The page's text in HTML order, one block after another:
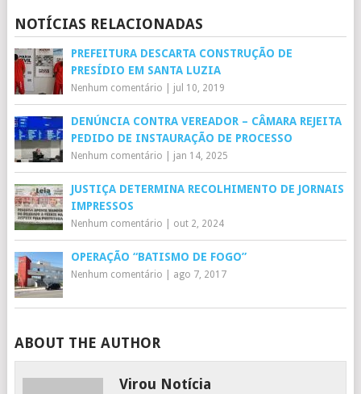
NOTÍCIAS RELACIONADAS
PREFEITURA DESCARTA CONSTRUÇÃO DE
PRESÍDIO EM SANTA LUZIA
Nenhum comentário jul 10, 2019
DENÚNCIA CONTRA VEREADOR – CÂMARA REJEITA
PEDIDO DE INSTAURAÇÃO DE PROCESSO
Nenhum comentário jan 14, 2025
JUSTIÇA DETERMINA RECOLHIMENTO DE JORNAIS
IMPRESSOS
Nenhum comentário out 2, 2024
OPERAÇÃO “BATISMO DE FOGO”
Nenhum comentário ago 7, 2017
ABOUT THE AUTHOR
Virou Notícia